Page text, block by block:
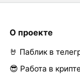
О проекте
🤘 Паблик в
😎 Работа в